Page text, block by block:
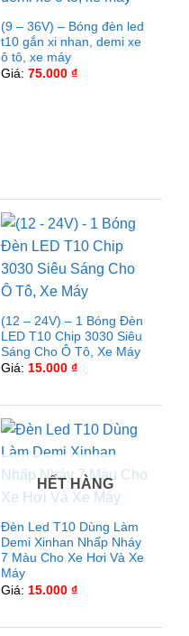
(9 – 36V) – Bóng đèn led
t10 gắn xi nhan, demi xe
ô tô, xe máy
Giá: 75.000 ₫
(12 – 24V) – 1 Bóng Đèn
LED T10 Chip 3030 Siêu
Sáng Cho Ô Tô, Xe Máy
Giá: 15.000 ₫
HẾT HÀNG
Đèn Led T10 Dùng Làm
Demi Xinhan Nhấp Nháy
7 Màu Cho Xe Hơi Và Xe
Máy
Giá: 15.000 ₫